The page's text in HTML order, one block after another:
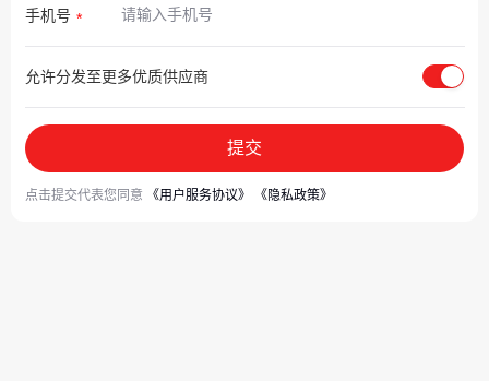
手机号
允许分发至更多优质供应商
提交
点击提交代表您同意 《用户服务协议》 《隐私政策》